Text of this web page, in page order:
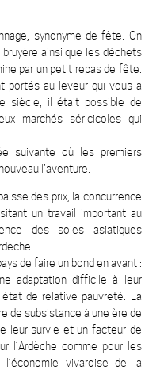
synonyme de fête. On
ainsi que les déchets
par un petit repas de fête.
portés au leveur qui vous a
siècle, il était possible de
marchés séricicoles qui
suivante où les premiers
l’aventure.
des prix, la concurrence
un travail important au
des soies asiatiques
de faire un bond en avant :
adaptation difficile à leur
de relative pauvreté. La
de subsistance à une ère de
leur survie et un facteur de
l’Ardèche comme pour les
vivaroise de la